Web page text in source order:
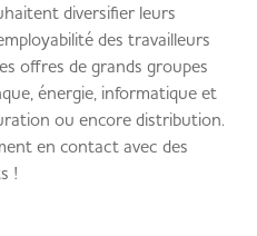
diversifier leurs
des travailleurs
offres de grands groupes
énergie, informatique et
ou encore distribution.
en contact avec des
!